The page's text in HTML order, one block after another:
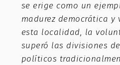
se erige como un
madurez democrática y
esta localidad, la
superó las divisiones
políticos